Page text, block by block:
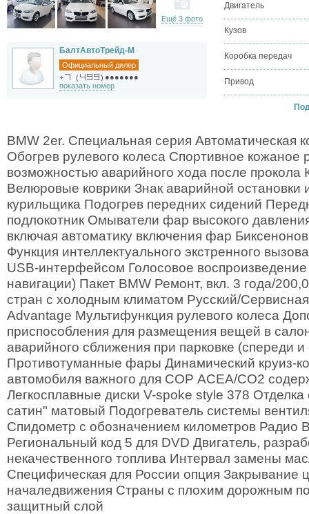
Ещё 3 фото
БалтАвтоТрейд-М
Официальный дилер
+
( ) ●●●●●●●
показать номер
Двигатель
Кузов
Коробка передач
Привод
BMW 2er. Специальная серия Автоматическая
Обогрев рулевого колеса Спортивное
возможностью аварийного хода после прокола
Велюровые коврики Знак аварийной остановки
курильщика Подогрев передних сидений
подлокотник Омыватели фар высокого
включая автоматику включения фар
Функция интеллектуального экстренного
USB-интерфейсом Голосовое
навигации) Пакет BMW Ремонт, вкл. 3 года/
стран с холодным климатом Русский/
Advantage Мультифункция рулевого колеса
приспособления для размещения вещей в
аварийного сближения при парковке (спереди и
Противотуманные фары Динамический круиз-
автомобиля важного для СОР ACEA/CO2
Легкосплавные диски V-spoke style 378
сатин" матовый Подогреватель системы
Спидометр с обозначением километров Радио
Региональный код 5 для DVD Двигатель,
некачественного топлива Интервал замены
Специфическая для России опция Закрывание
началедвижения Страны с плохим дорожным
защитный слой